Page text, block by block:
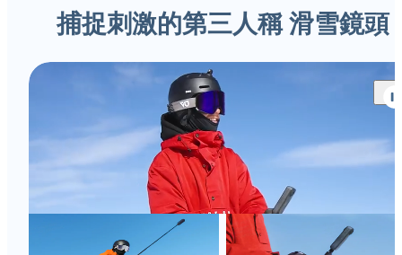
捕捉刺激的第三人稱 滑雪鏡頭